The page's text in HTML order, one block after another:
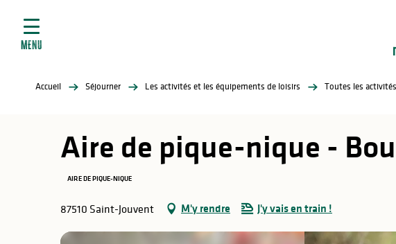
contenu
MENU
Accueil Séjourner Les activités et les équipements de loisirs Toutes les
Aire de pique-nique -
AIRE DE PIQUE-NIQUE
87510 Saint-Jouvent M'y rendre J'y vais en train !